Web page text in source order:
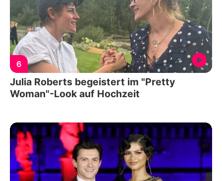
6
Julia Roberts begeistert im "Pretty
Woman"-Look auf Hochzeit